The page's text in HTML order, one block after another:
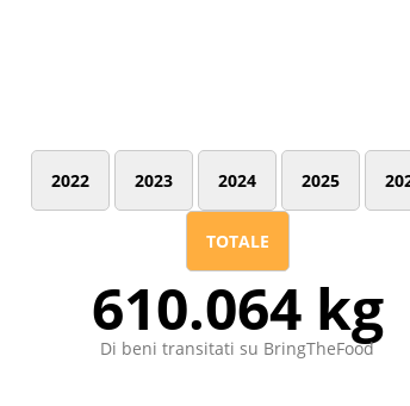
2022 2023 2024 2025
TOTALE
610.064 kg
Di beni transitati su BringTheFood